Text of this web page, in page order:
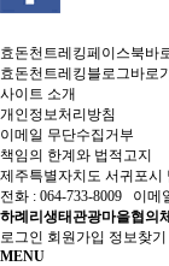
효돈천트레킹페이스북바
효돈천트레킹블로그바로
사이트 소개
개인정보처리방침
이메일 무단수집거부
책임의 한계와 법적고지
제주특별자치도 서귀포시
전화 : 064-733-8009 이메
하례리생태관광마을협의체
로그인 회원가입 정보찾기
MENU